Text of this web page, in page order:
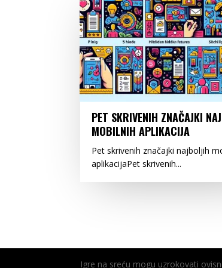
PET SKRIVENIH ZNAČAJKI
MOBILNIH APLIKACIJA
Pet skrivenih značajki najboljih
aplikacijaPet skrivenih...
Igre na sreću mogu uzrokovati